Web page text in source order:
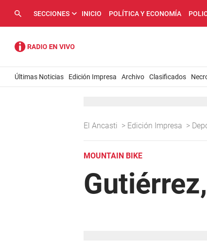
SECCIONES INICIO POLÍTICA Y ECONOMÍA
Últimas Noticias Edición Impresa Archivo Clasificados
El Ancasti > Edición Impresa >
MOUNTAIN BIKE